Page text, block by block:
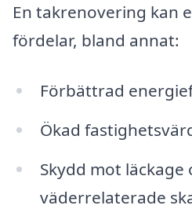
En takrenovering kan
fördelar, bland annat:
Förbättrad
Ökad
Skydd mot läckage
väderrelaterade